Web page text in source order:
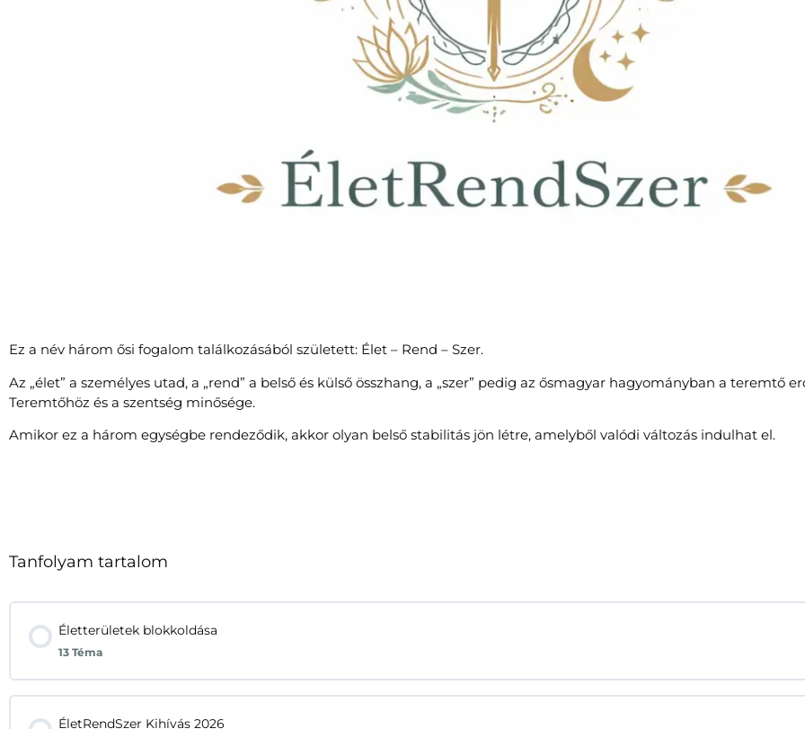
Ez a név három ősi fogalom találkozásából született: Élet – Rend – Szer.
Az „élet” a személyes utad, a „rend” a belső és külső összhang, a „szer” pedig az ősmagyar hagyományban a teremtő
Teremtőhöz és a szentség minősége.
Amikor ez a három egységbe rendeződik, akkor olyan belső stabilitás jön létre, amelyből valódi változás indulhat el.
Tanfolyam tartalom
Életterületek blokkoldása
13 Téma
ÉletRendSzer Kihívás 2026